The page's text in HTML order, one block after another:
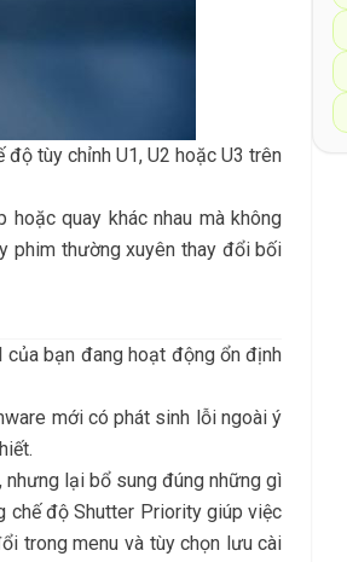
tùy chỉnh U1, U2 hoặc U3 trên
hoặc quay khác nhau mà không
phim thường xuyên thay đổi bối
của bạn đang hoạt động ổn định
mới có phát sinh lỗi ngoài ý
lại bổ sung đúng những gì
chế độ Shutter Priority giúp việc
trong menu và tùy chọn lưu cài